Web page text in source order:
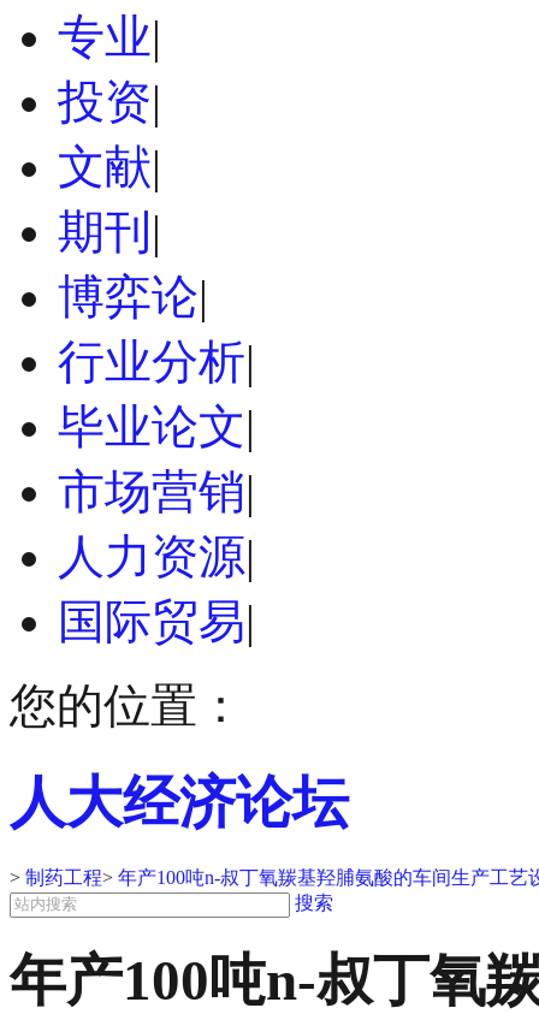
专业|
投资|
文献|
期刊 |
博弈论|
行业分析|
毕业论文|
市场营销|
人力资源|
国际贸易|
您的位置：
人大经济论坛
> 制药工程> 年产100吨n-叔丁氧羰基羟脯氨酸的车间生产工艺
搜索
年产100吨n-叔丁氧